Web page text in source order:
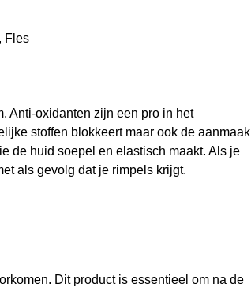
Anti-oxidanten zijn een pro in het
stoffen blokkeert maar ook de aanmaak
de huid soepel en elastisch maakt. Als je
als gevolg dat je rimpels krijgt.
Dit product is essentieel om na de